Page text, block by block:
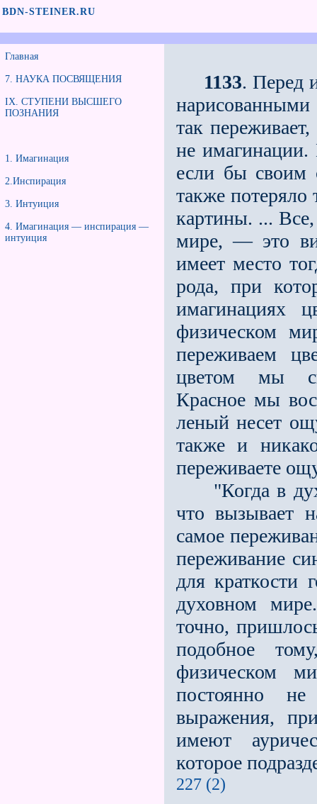
BDN-STEINER.RU
Главная
7. НАУКА ПОСВЯЩЕНИЯ
IX. СТУПЕНИ ВЫСШЕГО
ПОЗНАНИЯ
1. Имагинация
2.Инспирация
3. Интуиция
4. Имагинация — инспирация —
интуиция
1133. Перед
так
не имагинации.
если бы своим
также потеряло
картины. ... Все,
мире, — это
имеет место
рода, при
имагинациях
физическом
переживаем
цветом мы
Красное мы
леный несет
также и
переживаете
"Когда в
что вызывает
самое
переживание
для краткости
духовном
точно,
подобное
физическом
постоянно
выражения,
имеют
которое
227 (2)